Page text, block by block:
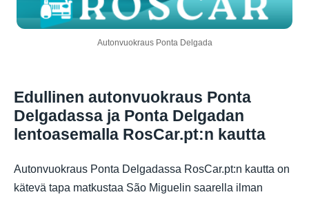
Autonvuokraus Ponta Delgada
Edullinen autonvuokraus Ponta
Delgadassa ja Ponta Delgadan
lentoasemalla RosCar.pt:n kautta
Autonvuokraus Ponta Delgadassa RosCar.pt:n kautta on
kätevä tapa matkustaa São Miguelin saarella ilman